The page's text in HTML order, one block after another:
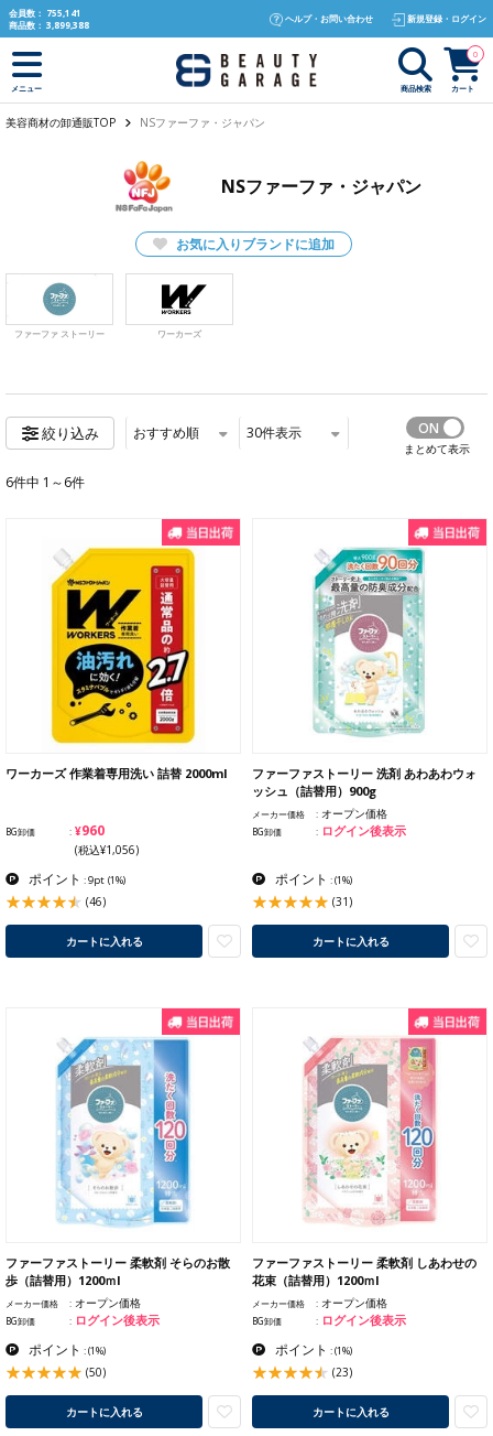
text.skipToContent
text.skipToNavigation
会員数： 755,141
商品数： 3,899,388
ヘルプ・お問い合わせ 新規登録・ログイン
メニュー 商品検索 カート
0
美容商材の卸通販TOP NSファーファ・ジャパン
NSファーファ・ジャパン
お気に入りブランドに追加
ファーファ ストーリー ワーカーズ
絞り込み おすすめ順 30件表示
まとめて表示
6件中 1～6件
ワーカーズ 作業着専用洗い 詰替 2000ml
BG卸価 ¥960
(税込¥1,056)
ポイント : 9pt (1%)
(46)
カートに入れる
ファーファストーリー 洗剤 あわあわウォ
ッシュ（詰替用）900g
メーカー価格 オープン価格
BG卸価 ログイン後表示
ポイント :(1%)
(31)
カートに入れる
ファーファストーリー 柔軟剤 そらのお散
歩（詰替用）1200ｍl
メーカー価格 オープン価格
BG卸価 ログイン後表示
ポイント :(1%)
(50)
カートに入れる
ファーファストーリー 柔軟剤 しあわせの
花束（詰替用）1200ｍl
メーカー価格 オープン価格
BG卸価 ログイン後表示
ポイント :(1%)
(23)
カートに入れる